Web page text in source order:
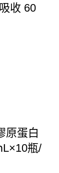
收 60
原蛋白
L×10瓶/